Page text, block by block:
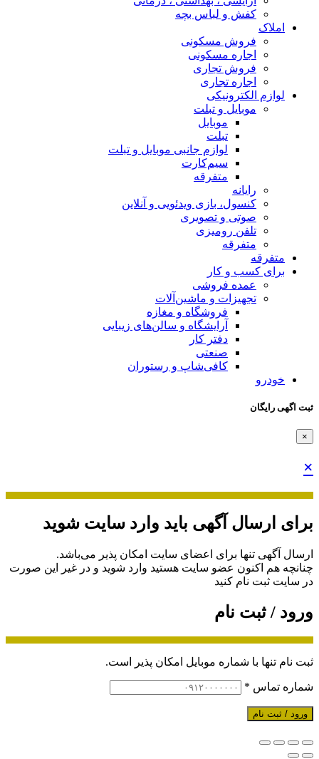
کفش و لباس بچه
املاک
فروش مسکونی
اجاره مسکونی
فروش تجاری
اجاره تجاری
لوازم الکترونیکی
موبایل و تبلت
موبایل
تبلت
لوازم جانبی موبایل و تبلت
سیم‌کارت
متفرقه
رایانه
کنسول، بازی‌ ویدئویی و آنلاین
صوتی و تصویری
تلفن رومیزی
متفرقه
متفرقه
برای کسب و کار
عمده فروشی
تجهیزات و ماشین‌آلات
فروشگاه و مغازه
آرایشگاه و سالن‌های زیبایی
دفتر کار
صنعتی
کافی‌شاپ و رستوران
خودرو
ثبت اگهی رایگان
×
×
برای ارسال آگهی باید وارد سایت شوید
ارسال آگهی تنها برای اعضای سایت امکان پذیر می‌باشد.
چنانچه هم‌ اکنون عضو سایت هستید وارد شوید و در غیر این صورت
در سایت ثبت نام کنید
ورود / ثبت نام
ثبت نام تنها با شماره موبایل امکان پذیر است.
شماره تماس *
ورود / ثبت نام